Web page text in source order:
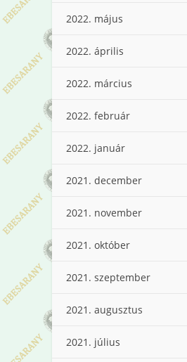
2022. május
2022. április
2022. március
2022. február
2022. január
2021. december
2021. november
2021. október
2021. szeptember
2021. augusztus
2021. július